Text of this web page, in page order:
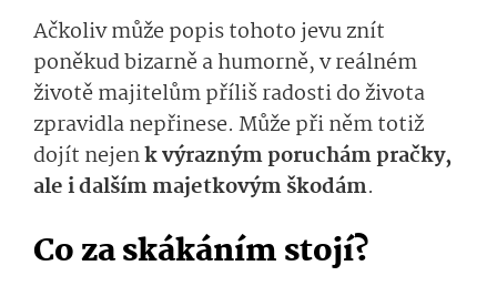
Ačkoliv může popis tohoto jevu znít
poněkud bizarně a humorně, v reálném
životě majitelům příliš radosti do života
zpravidla nepřinese. Může při něm totiž
dojít nejenk výrazným poruchám pračky,
ale i dalším majetkovým škodám.
Co za skákáním stojí?